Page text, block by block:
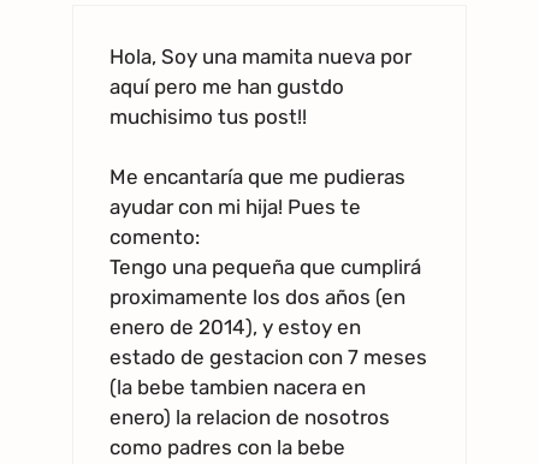
Hola, Soy una mamita nueva por
aquí pero me han gustdo
muchisimo tus post!!
Me encantaría que me pudieras
ayudar con mi hija! Pues te
comento:
Tengo una pequeña que cumplirá
proximamente los dos años (en
enero de 2014), y estoy en
estado de gestacion con 7 meses
(la bebe tambien nacera en
enero) la relacion de nosotros
como padres con la bebe